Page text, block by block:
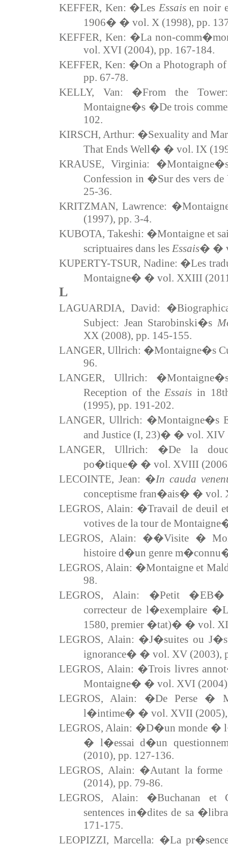
KEFFER, Ken: �Les Essaisen noir
1906� � vol. X (1998), pp.
KEFFER, Ken: �La non-
vol. XVI (2004), pp. 167-184.
KEFFER, Ken: �On a Photograph
pp. 67-78.
KELLY, Van: �From the
Montaigne�s �De trois
102.
KIRSCH, Arthur: �Sexuality and
That Ends Well� � vol. IX
KRAUSE, Virginia:
Confession in �Sur des vers
25-36.
KRITZMAN, Lawrence:
(1997), pp. 3-4.
KUBOTA, Takeshi: �Montaigne et
scriptuaires dans les Essais� �
KUPERTY-TSUR, Nadine: �Les
Montaigne� � vol. XXIII
L
LAGUARDIA, David:
Subject: Jean Starobinski�s
XX (2008), pp. 145-155.
LANGER, Ullrich: �Montaigne�s
96.
LANGER, Ullrich:
Reception of theEssais in
(1995), pp. 191-202.
LANGER, Ullrich: �Montaigne�s
and Justice (I, 23)� � vol. XIV
LANGER, Ullrich: �De la
po�tique� � vol. XVIII
LECOINTE, Jean: �In cauda
conceptisme fran�ais� � vol.
LEGROS, Alain: �Travail de deuil
votives de la tour de
LEGROS, Alain: ��Visite �
histoire d�un genre
LEGROS, Alain: �Montaigne et
98.
LEGROS, Alain: �Petit �EB�
correcteur de l�exemplaire
1580, premier �tat)� � vol.
LEGROS, Alain: �J�suites ou
ignorance� � vol. XV (2003),
LEGROS, Alain: �Trois livres
Montaigne� � vol. XVI
LEGROS, Alain: �De Perse �
l�intime� � vol. XVII (2005),
LEGROS, Alain: �D�un monde �
� l�essai d�un
(2010), pp. 127-136.
LEGROS, Alain: �Autant la
(2014), pp. 79-86.
LEGROS, Alain: �Buchanan et
sentences in�dites de sa
171-175.
LEOPIZZI, Marcella: �La